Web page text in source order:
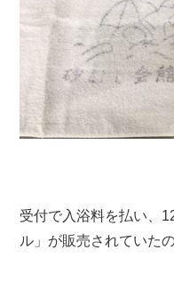
受付で入浴料を払い、
ル」が販売されていた